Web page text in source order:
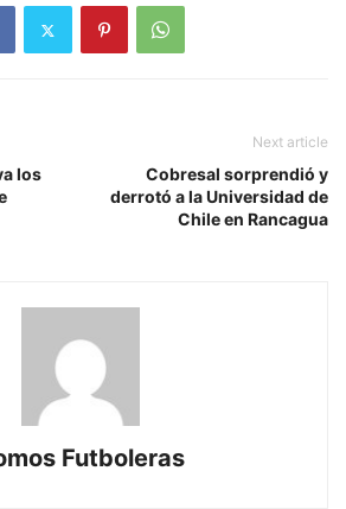
los
Next article
Cobresal sorprendió y
derrotó a la Universidad de
Chile en Rancagua
Futboleras